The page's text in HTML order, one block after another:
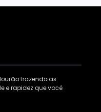
trazendo as
e rapidez que você